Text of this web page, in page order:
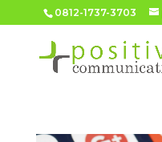
0812-1737-3703